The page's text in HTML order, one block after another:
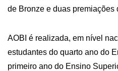
de Bronze e duas premiações
A OBI é realizada, em nível nacional, envolvendo
estudantes do quarto ano do
primeiro ano do Ensino